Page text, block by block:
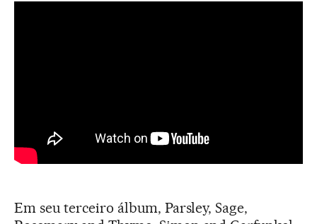
Em seu terceiro álbum, Parsley, Sage,